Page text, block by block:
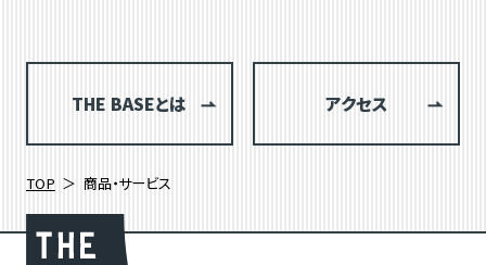
THE BASEとは アクセス
TOP 商品・サービス